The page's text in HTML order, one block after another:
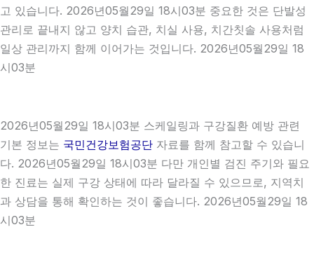
고 있습니다. 2026년05월29일 18시03분 중요한 것은 단발성
관리로 끝내지 않고 양치 습관, 치실 사용, 치간칫솔 사용처럼
일상 관리까지 함께 이어가는 것입니다. 2026년05월29일 18
시03분
2026년05월29일 18시03분 스케일링과 구강질환 예방 관련
기본 정보는 국민건강보험공단 자료를 함께 참고할 수 있습니
다. 2026년05월29일 18시03분 다만 개인별 검진 주기와 필요
한 진료는 실제 구강 상태에 따라 달라질 수 있으므로, 지역치
과 상담을 통해 확인하는 것이 좋습니다. 2026년05월29일 18
시03분